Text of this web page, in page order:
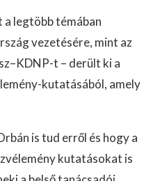
legtöbb témában
vezetésére, mint az
t – derült ki a
kutatásából, amely
is tud erről és hogy a
kutatásokat is